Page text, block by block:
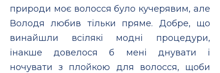
природи моє волосся було кучерявим, але
Володя любив тільки пряме. Добре, що
винайшли всілякі модні процедури,
інакше довелося б мені днувати і
ночувати з плойкою для волосся, щоби